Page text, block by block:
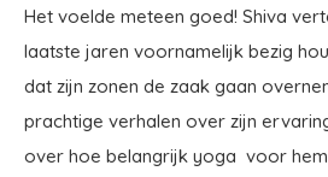
Het voelde meteen goed! Shiva
laatste jaren voornamelijk bezig
dat zijn zonen de zaak gaan
prachtige verhalen over zijn
over hoe belangrijk yoga voor